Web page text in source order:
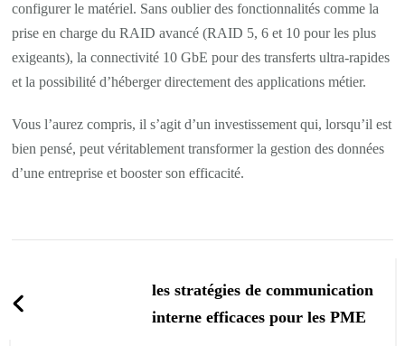
configurer le matériel. Sans oublier des fonctionnalités comme la
prise en charge du RAID avancé (RAID 5, 6 et 10 pour les plus
exigeants), la connectivité 10 GbE pour des transferts ultra-rapides
et la possibilité d’héberger directement des applications métier.
Vous l’aurez compris, il s’agit d’un investissement qui, lorsqu’il est
bien pensé, peut véritablement transformer la gestion des données
d’une entreprise et booster son efficacité.
d'article
les stratégies de communication
interne efficaces pour les PME